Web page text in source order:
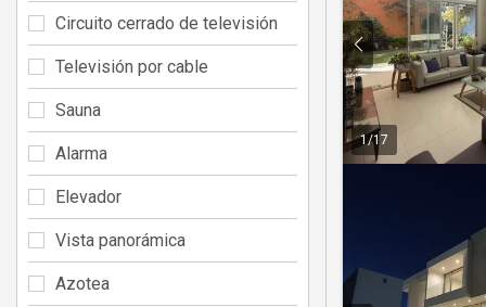
1/17
Circuito cerrado de televisión
Televisión por cable
Sauna
Alarma
Elevador
Vista panorámica
Azotea